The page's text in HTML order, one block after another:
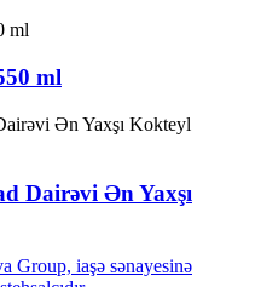
ml
Dairəvi Ən Yaxşı